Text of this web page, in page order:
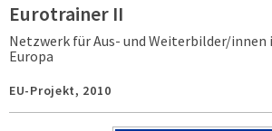
Eurotrainer II
Netzwerk für Aus- und Weiterbilder/innen
Europa
EU-Projekt, 2010